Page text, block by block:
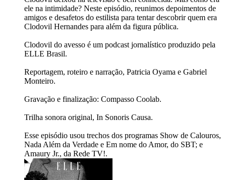
ele na intimidade? Neste episódio, reunimos depoimentos de
amigos e desafetos do estilista para tentar descobrir quem era
Clodovil Hernandes para além da figura pública.
Clodovil do avesso é um podcast jornalístico produzido pela
ELLE Brasil.
Reportagem, roteiro e narração, Patricia Oyama e Gabriel
Monteiro.
Gravação e finalização: Compasso Coolab.
Trilha sonora original, In Sonoris Causa.
Esse episódio usou trechos dos programas Show de Calouros,
Nada Além da Verdade e Em nome do Amor, do SBT; e
Amaury Jr., da Rede TV!.